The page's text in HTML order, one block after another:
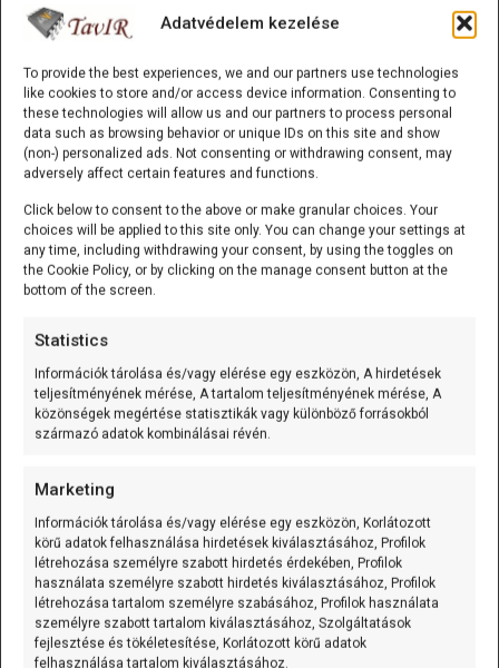
Adatvédelem kezelése
To provide the best experiences, we and our partners use technologies
like cookies to store and/or access device information. Consenting to
these technologies will allow us and our partners to process personal
data such as browsing behavior or unique IDs on this site and show
(non-) personalized ads. Not consenting or withdrawing consent, may
adversely affect certain features and functions.
Click below to consent to the above or make granular choices. Your
choices will be applied to this site only. You can change your settings at
any time, including withdrawing your consent, by using the toggles on
the Cookie Policy, or by clicking on the manage consent button at the
bottom of the screen.
Statistics
Információk tárolása és/vagy elérése egy eszközön, A hirdetések
teljesítményének mérése, A tartalom teljesítményének mérése, A
közönségek megértése statisztikák vagy különböző forrásokból
származó adatok kombinálásai révén.
Marketing
Információk tárolása és/vagy elérése egy eszközön, Korlátozott
körű adatok felhasználása hirdetések kiválasztásához, Profilok
létrehozása személyre szabott hirdetés érdekében, Profilok
használata személyre szabott hirdetés kiválasztásához, Profilok
létrehozása tartalom személyre szabásához, Profilok használata
személyre szabott tartalom kiválasztásához, Szolgáltatások
fejlesztése és tökéletesítése, Korlátozott körű adatok
felhasználása tartalom kiválasztásához.
évek során a
driver/i2s.h vagy más korábbi API-k
köré. Ezek közül soknál a fejlesztő nem azért használta
a régi utat, mert rossz döntést hozott, hanem mert akkor
az volt a kézenfekvő.
Az ESP-IDF 6.0 viszont azt mondja: ez a korszak
véget ér.
Ez különösen az audió, motorvezérlés, jelfeldolgozás,
távirányítás, időzítés és pulzusszámlálás környéki
projektekre igaz. Az ilyen rendszereknél a váltás gyakran
nem egy délutános „header-csere”, hanem API- és
minél inkább régi példakódokból nőtt ki egy projekt,
annál fájdalmasabb lehet az ESP-IDF 6.0. Minél inkább
saját wrapper-réteg mögé rejtette a hardveres API-kat,
Buildrendszer és workflow:
az ESP-IDF 6.0 itt is komoly
átrendeződést hoz
Az ESP-IDF 6.0 egyik kellemesebb oldala, hogy a